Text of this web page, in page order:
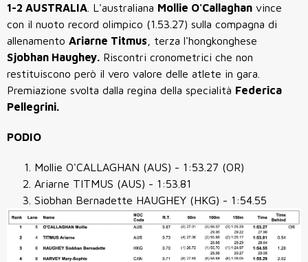
1-2 AUSTRALIA . L'australiana Mollie O'Callaghan vince
con il nuoto record olimpico (1.53.27) sulla compagna di
allenamento Ariarne Titmus , terza l'hongkonghese
Sjobhan Haughey. Riscontri cronometrici che non
restituiscono però il vero valore delle atlete in gara.
Premiazione svolta dalla regina della specialità Federica
Pellegrini.
PODIO
Mollie O'CALLAGHAN (AUS) - 1:53.27 (OR)
Ariarne TITMUS (AUS) - 1:53.81
Siobhan Bernadette HAUGHEY (HKG) - 1:54.55